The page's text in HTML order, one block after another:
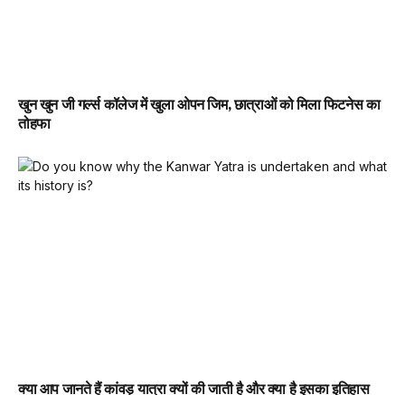
खुन खुन जी गर्ल्स कॉलेज में खुला ओपन जिम, छात्राओं को मिला फिटनेस का
तोहफा
क्या आप जानते हैं कांवड़ यात्रा क्यों की जाती है और क्या है इसका इतिहास